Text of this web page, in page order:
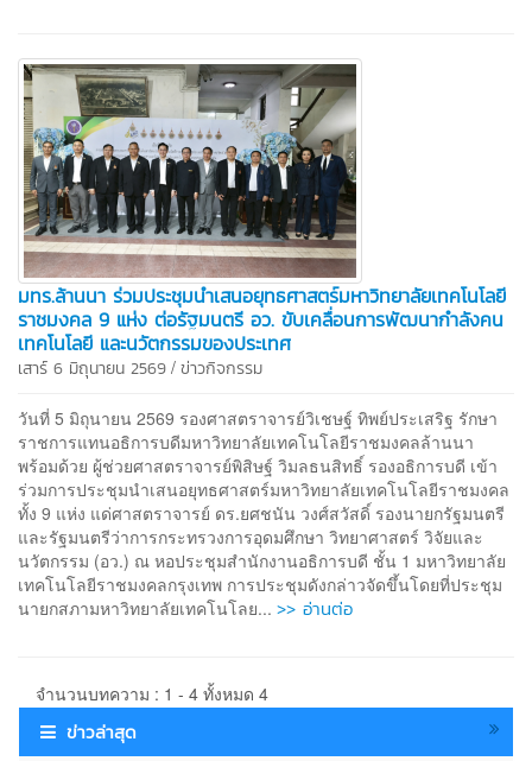
มทร.ล้านนา ร่วมประชุมนำเสนอยุทธศาสตร์มหาวิทยาลัยเทคโนโลยี
ราชมงคล 9 แห่ง ต่อรัฐมนตรี อว. ขับเคลื่อนการพัฒนากำลังคน
เทคโนโลยี และนวัตกรรมของประเทศ
เสาร์ 6 มิถุนายน 2569 / ข่าวกิจกรรม
วันที่ 5 มิถุนายน 2569 รองศาสตราจารย์วิเชษฐ์ ทิพย์ประเสริฐ รักษา
ราชการแทนอธิการบดีมหาวิทยาลัยเทคโนโลยีราชมงคลล้านนา
พร้อมด้วย ผู้ช่วยศาสตราจารย์พิสิษฐ์ วิมลธนสิทธิ์ รองอธิการบดี เข้า
ร่วมการประชุมนำเสนอยุทธศาสตร์มหาวิทยาลัยเทคโนโลยีราชมงคล
ทั้ง 9 แห่ง แด่ศาสตราจารย์ ดร.ยศชนัน วงศ์สวัสดิ์ รองนายกรัฐมนตรี
และรัฐมนตรีว่าการกระทรวงการอุดมศึกษา วิทยาศาสตร์ วิจัยและ
นวัตกรรม (อว.) ณ หอประชุมสำนักงานอธิการบดี ชั้น 1 มหาวิทยาลัย
เทคโนโลยีราชมงคลกรุงเทพ การประชุมดังกล่าวจัดขึ้นโดยที่ประชุม
นายกสภามหาวิทยาลัยเทคโนโลย... >> อ่านต่อ
จำนวนบทความ : 1 - 4 ทั้งหมด 4
ข่าวล่าสุด